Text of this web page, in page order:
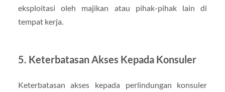
eksploitasi oleh majikan atau pihak-pihak lain di
tempat kerja.
5. Keterbatasan Akses Kepada Konsuler
Keterbatasan akses kepada perlindungan konsuler